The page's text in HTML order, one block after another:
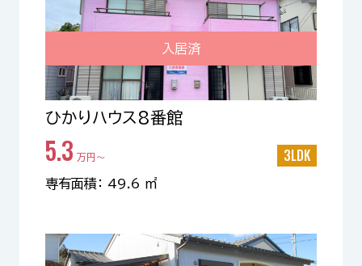
入居済
ひかりハウス8番館
5.3 万円〜 3LDK
専有面積： 49.6 ㎡